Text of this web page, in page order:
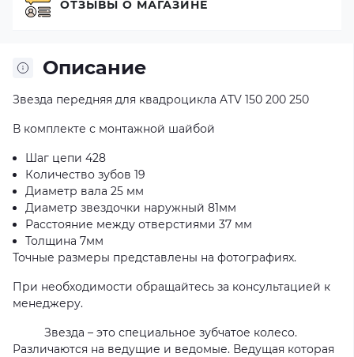
Описание
Звезда передняя для квадроцикла ATV 150 200 250
В комплекте с монтажной шайбой
Шаг цепи 428
Количество зубов 19
Диаметр вала 25 мм
Диаметр звездочки наружный 81мм
Расстояние между отверстиями 37 мм
Толщина 7мм
Точные размеры представлены на фотографиях.
При необходимости обращайтесь за консультацией к
менеджеру.
Звезда – это специальное зубчатое колесо.
Различаются на ведущие и ведомые. Ведущая которая
ОТЗЫВЫ О МАГАЗИНЕ